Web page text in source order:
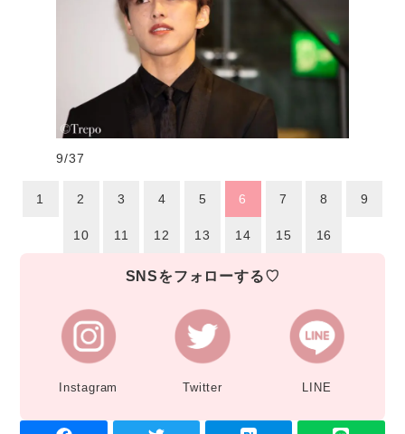
9/37
1 2 3 4 5 6 7 8 9
10 11 12 13 14 15 16
SNSをフォローする♡
Instagram Twitter LINE